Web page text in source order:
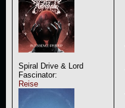
Spiral Drive & Lord
Fascinator:
Reise